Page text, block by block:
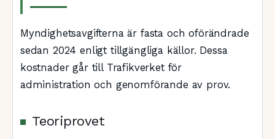
Myndighetsavgifterna är fasta och oförändrade
sedan 2024 enligt tillgängliga källor. Dessa
kostnader går till Trafikverket för
administration och genomförande av prov.
Teoriprovet